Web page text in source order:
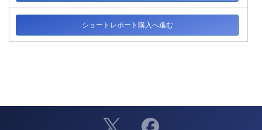
ショートレポート購入へ進む